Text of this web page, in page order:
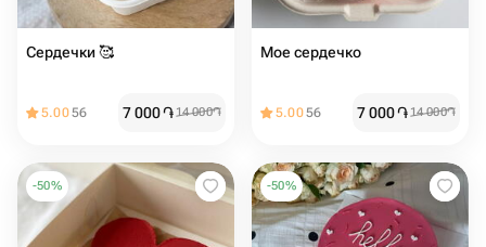
Сердечки 🥰
5.0056 7 000֏14 000֏
Мое сердечко ️
5.0056 7 000֏14 000֏
-50% -50%